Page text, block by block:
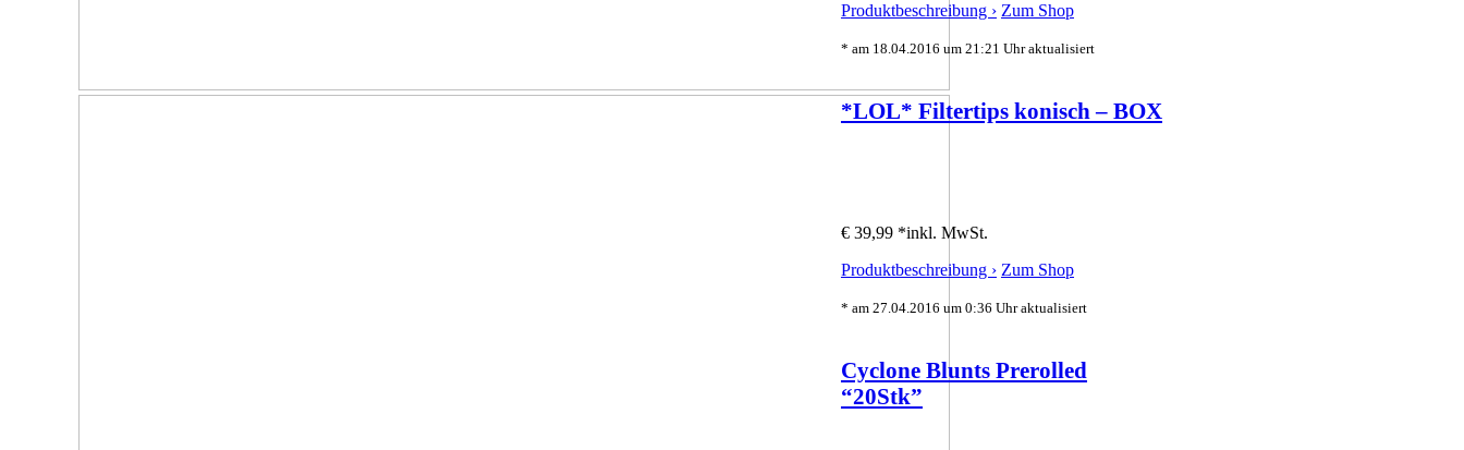
Produktbeschreibung › Zum Shop
* am 18.04.2016 um 21:21 Uhr aktualisiert
*LOL* Filtertips konisch – BOX
€ 39,99 *inkl. MwSt.
Produktbeschreibung › Zum Shop
* am 27.04.2016 um 0:36 Uhr aktualisiert
Cyclone Blunts Prerolled
“20Stk”